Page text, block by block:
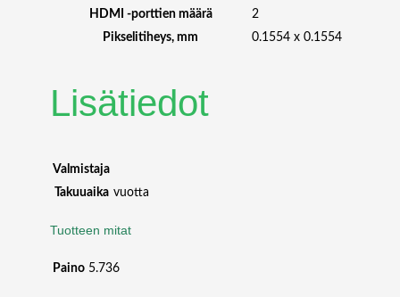
HDMI -porttien määrä
2
Pikselitiheys, mm
0.1554 x 0.1554
Lisätiedot
Valmistaja
Takuuaika vuotta
Tuotteen mitat
Paino 5.736